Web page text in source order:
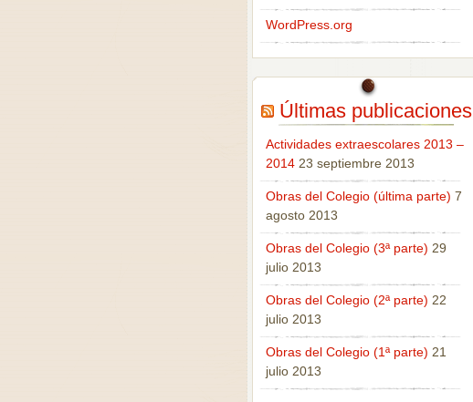
WordPress.org
Últimas publicaciones
Actividades extraescolares 2013 –
2014 23 septiembre 2013
Obras del Colegio (última parte) 7
agosto 2013
Obras del Colegio (3ª parte) 29
julio 2013
Obras del Colegio (2ª parte) 22
julio 2013
Obras del Colegio (1ª parte) 21
julio 2013